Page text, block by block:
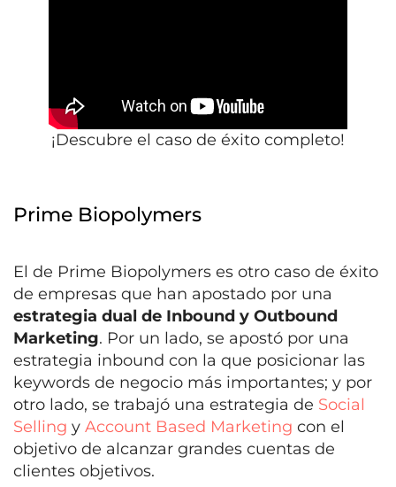
¡Descubre el caso de éxito completo!
Prime Biopolymers
El de Prime Biopolymers es otro caso de éxito
de empresas que han apostado por una
estrategia dual de Inbound y Outbound
Marketing. Por un lado, se apostó por una
estrategia inbound con la que posicionar las
keywords de negocio más importantes; y por
otro lado, se trabajó una estrategia de Social
Selling y Account Based Marketing con el
objetivo de alcanzar grandes cuentas de
clientes objetivos.